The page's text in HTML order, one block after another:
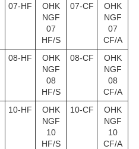
07-HF
OHK
NGF
07
HF/S
07-CF
OHK
NGF
07
CF/A
08-HF
OHK
NGF
08
HF/S
08-CF
OHK
NGF
08
CF/A
10-HF
OHK
NGF
10
HF/S
10-CF
OHK
NGF
10
CF/A